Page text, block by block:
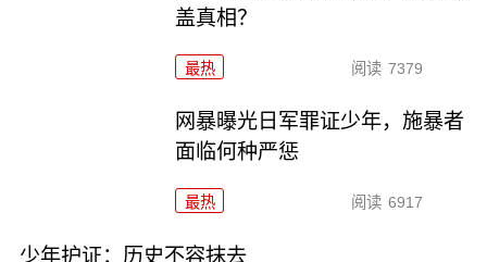
盖真相？
最热 阅读 7379
网暴曝光日军罪证少年，施暴者
面临何种严惩
最热 阅读 6917
少年护证：历史不容抹去